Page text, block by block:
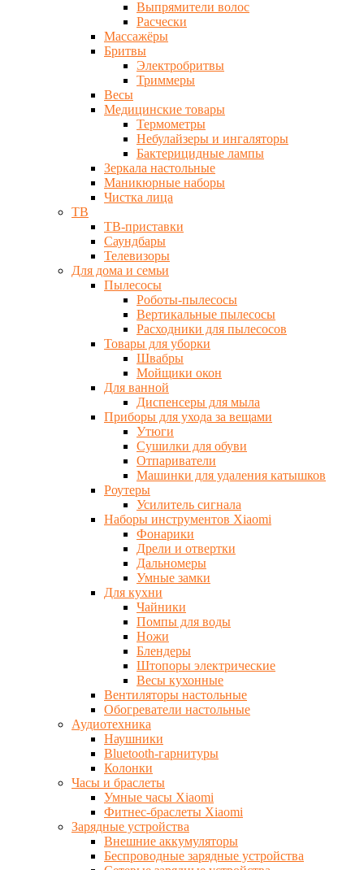
Выпрямители волос
Расчески
Массажёры
Бритвы
Электробритвы
Триммеры
Весы
Медицинские товары
Термометры
Небулайзеры и ингаляторы
Бактерицидные лампы
Зеркала настольные
Маникюрные наборы
Чистка лица
ТВ
ТВ-приставки
Саундбары
Телевизоры
Для дома и семьи
Пылесосы
Роботы-пылесосы
Вертикальные пылесосы
Расходники для пылесосов
Товары для уборки
Швабры
Мойщики окон
Для ванной
Диспенсеры для мыла
Приборы для ухода за вещами
Утюги
Сушилки для обуви
Отпариватели
Машинки для удаления катышков
Роутеры
Усилитель сигнала
Наборы инструментов Xiaomi
Фонарики
Дрели и отвертки
Дальномеры
Умные замки
Для кухни
Чайники
Помпы для воды
Ножи
Блендеры
Штопоры электрические
Весы кухонные
Вентиляторы настольные
Обогреватели настольные
Аудиотехника
Наушники
Bluetooth-гарнитуры
Колонки
Часы и браслеты
Умные часы Xiaomi
Фитнес-браслеты Xiaomi
Зарядные устройства
Внешние аккумуляторы
Беспроводные зарядные устройства